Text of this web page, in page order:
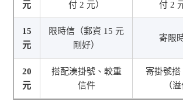
元
付 2 元）
付 2
15
元
限時信（郵資 15 元
剛好）
寄限
20
元
搭配湊掛號、較重
信件
寄掛號搭
（